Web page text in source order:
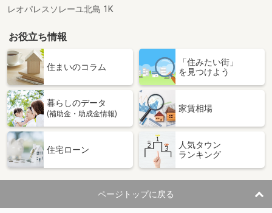
レオパレスソレーユ北島 1K
お役立ち情報
住まいのコラム
「住みたい街」
を見つけよう
暮らしのデータ
(補助金・助成金情報)
家賃相場
住宅ローン
人気タウン
ランキング
ページトップに戻る